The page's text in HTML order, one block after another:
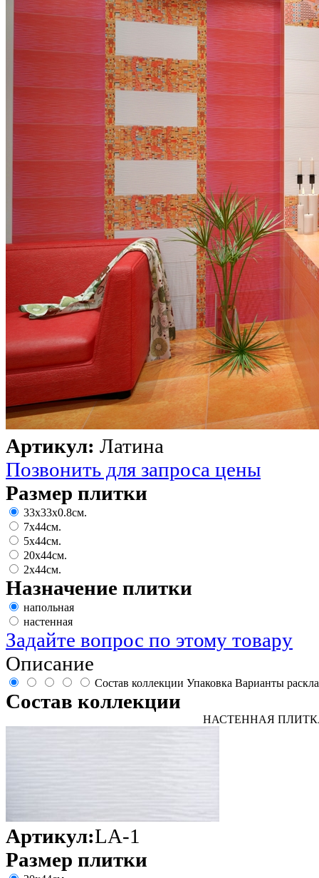
Артикул: Латина
Позвонить для запроса цены
Размер плитки
33х33х0.8см.
7х44см.
5х44см.
20х44см.
2х44см.
Назначение плитки
напольная
настенная
Задайте вопрос по этому товару
Описание
Состав коллекции Упаковка Варианты
Состав коллекции
НАСТЕННАЯ
Артикул:LA-1
Размер плитки